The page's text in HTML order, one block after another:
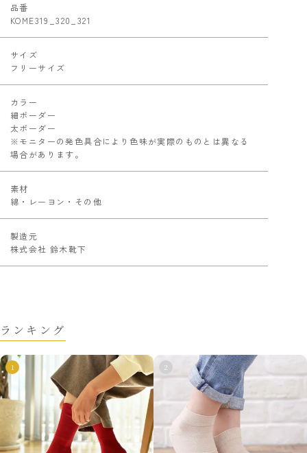
品番
KOME319_320_321
サイズ
フリーサイズ
カラー
細ボーダー
太ボーダー
※モニターの発色具合により色味が実際のものとは異なる
場合があります。
素材
綿・レーヨン・その他
製造元
株式会社 鈴木靴下
ランキング